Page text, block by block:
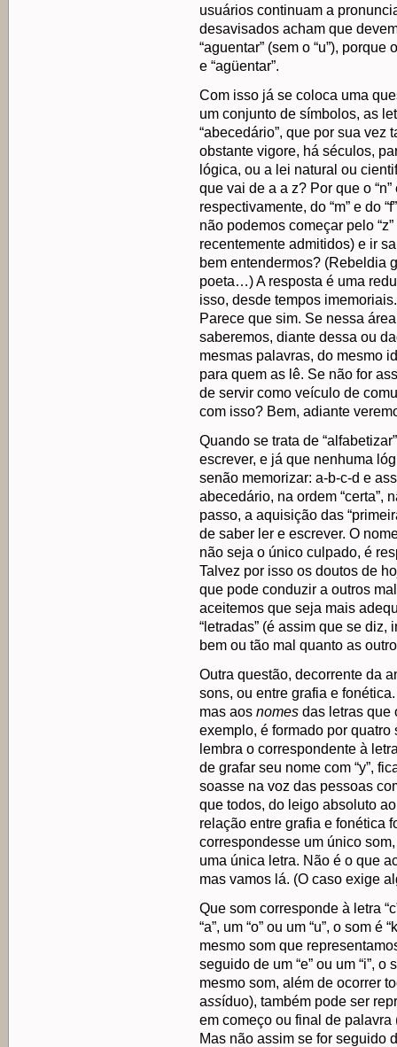
usuários continuam a
desavisados acham que
“aguentar” (sem o “u”),
e “agüentar”.
Com isso já se coloca uma
um conjunto de símbolos, as
“abecedário”, que por sua vez
obstante vigore, há séculos,
lógica, ou a lei natural ou
que vai de a a z? Por que o
respectivamente, do “m” e do
não podemos começar pelo “z”
recentemente admitidos) e ir
bem entendermos? (Rebeldia
poeta…) A resposta é uma
isso, desde tempos
Parece que sim. Se nessa
saberemos, diante dessa ou
mesmas palavras, do mesmo
para quem as lê. Se não for
de servir como veículo de
com isso? Bem, adiante
Quando se trata de
escrever, e já que nenhuma
senão memorizar: a-b-c-d e
abecedário, na ordem “certa”,
passo, a aquisição das
de saber ler e escrever. O
não seja o único culpado, é
Talvez por isso os doutos de
que pode conduzir a outros
aceitemos que seja mais
“letradas” (é assim que se
bem ou tão mal quanto as
Outra questão, decorrente da
sons, ou entre grafia e
mas aos nomes das letras que
exemplo, é formado por
lembra o correspondente à
de grafar seu nome com “y”,
soasse na voz das pessoas
que todos, do leigo absoluto
relação entre grafia e fonética
correspondesse um único
uma única letra. Não é o que
mas vamos lá. (O caso exige
Que som corresponde à letra
“a”, um “o” ou um “u”, o som é
mesmo som que
seguido de um “e” ou um “i”, o
mesmo som, além de ocorrer
assíduo), também pode ser
em começo ou final de palavra
Mas não assim se for seguido